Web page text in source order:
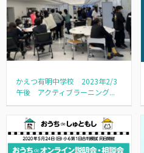
かえつ有明中学校 2023年2/3
午後 アクティブラーニング...